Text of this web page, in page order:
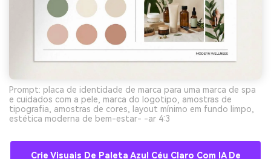
Prompt: placa de identidade de marca para uma marca de spa
e cuidados com a pele, marca do logotipo, amostras de
tipografia, amostras de cores, layout mínimo em fundo limpo,
estética moderna de bem-estar- -ar 4:3
Crie Visuais De Paleta Azul Céu Claro Com IA De